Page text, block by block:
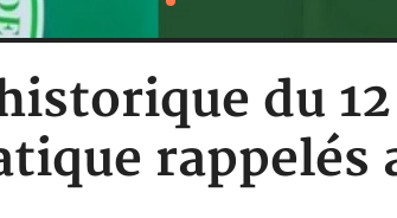
du
rappelés